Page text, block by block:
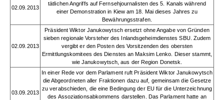
02.09.2013
tätlichen Angriffs auf Fernsehjournalisten des 5. Kanals während
einer Demonstration in Kiew am 18. Mai dieses Jahres zu
Bewährungsstrafen.
02.09.2013
Präsident Wiktor Janukowytsch ersetzt ohne Angabe von Gründen
sieben regionale Vorsteher des Inlandsgeheimdienstes SBU. Zudem
vergibt er den Posten des Vorsitzenden des obersten
Ermittlungskomitees des Dienstes an Maksim Lenko. Dieser stammt,
wie Janukowytsch, aus der Region Donetsk.
03.09.2013
In einer Rede vor dem Parlament ruft Präsident Wiktor Janukowytsch
die Abgeordneten aller Fraktionen dazu auf, gemeinsam die Gesetze
zu verabschieden, die eine Bedingung der EU für die Unterzeichnung
des Assoziationsabkommens darstellen. Das Parlament hatte an